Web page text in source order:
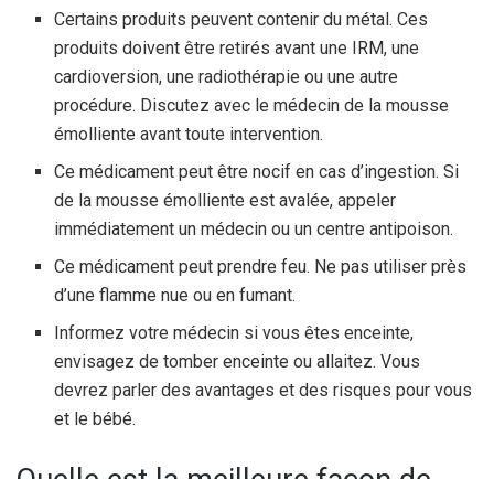
Certains produits peuvent contenir du métal. Ces
produits doivent être retirés avant une IRM, une
cardioversion, une radiothérapie ou une autre
procédure. Discutez avec le médecin de la mousse
émolliente avant toute intervention.
Ce médicament peut être nocif en cas d’ingestion. Si
de la mousse émolliente est avalée, appeler
immédiatement un médecin ou un centre antipoison.
Ce médicament peut prendre feu. Ne pas utiliser près
d’une flamme nue ou en fumant.
Informez votre médecin si vous êtes enceinte,
envisagez de tomber enceinte ou allaitez. Vous
devrez parler des avantages et des risques pour vous
et le bébé.